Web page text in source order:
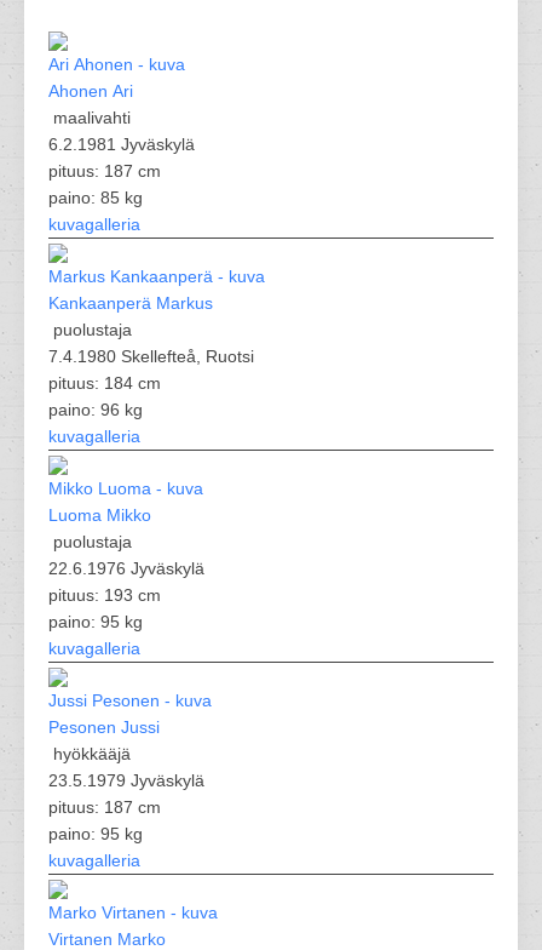
Ahonen Ari
maalivahti
6.2.1981 Jyväskylä
pituus: 187 cm
paino: 85 kg
kuvagalleria
Kankaanperä Markus
puolustaja
7.4.1980 Skellefteå, Ruotsi
pituus: 184 cm
paino: 96 kg
kuvagalleria
Luoma Mikko
puolustaja
22.6.1976 Jyväskylä
pituus: 193 cm
paino: 95 kg
kuvagalleria
Pesonen Jussi
hyökkääjä
23.5.1979 Jyväskylä
pituus: 187 cm
paino: 95 kg
kuvagalleria
Virtanen Marko